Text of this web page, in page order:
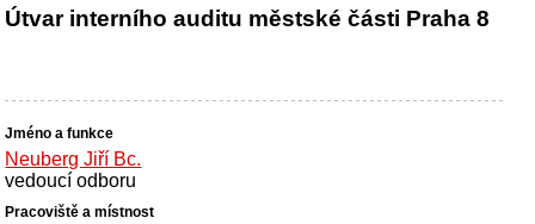
Útvar interního auditu městské části Praha 8
Neuberg Jiří Bc.
vedoucí odboru